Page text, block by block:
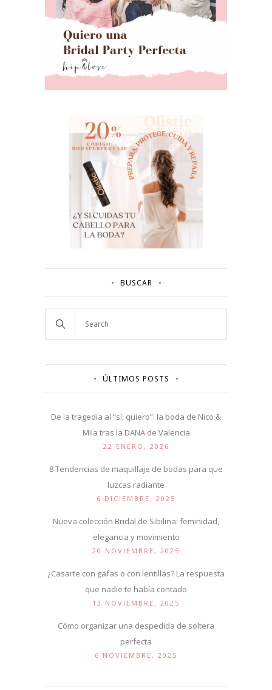
BUSCAR
ÚLTIMOS POSTS
De la tragedia al “sí, quiero”: la boda de Nico &
Mila tras la DANA de Valencia
22 ENERO, 2026
8 Tendencias de maquillaje de bodas para que
luzcas radiante
6 DICIEMBRE, 2025
Nueva colección Bridal de Sibilina: feminidad,
elegancia y movimiento
20 NOVIEMBRE, 2025
¿Casarte con gafas o con lentillas? La respuesta
que nadie te había contado
13 NOVIEMBRE, 2025
Cómo organizar una despedida de soltera
perfecta
6 NOVIEMBRE, 2025